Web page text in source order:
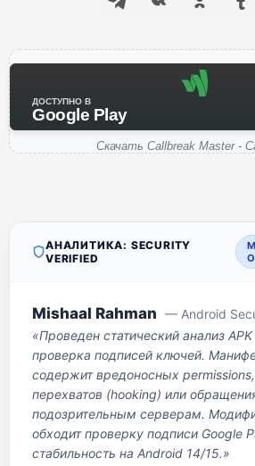
ДОСТУПНО В
Google Play
Скачать Callbreak Master -
АНАЛИТИКА: SECURITY
VERIFIED
Mishaal Rahman — Android
«Проведен статический анализ
проверка подписей ключей.
содержит вредоносных
перехватов (hooking) или
подозрительным серверам.
обходит проверку подписи Google
стабильность на Android 14/15.»